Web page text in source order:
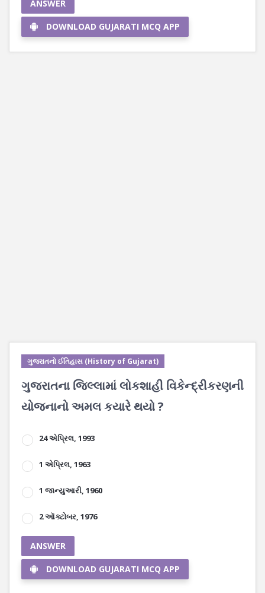
ANSWER
DOWNLOAD GUJARATI MCQ APP
ગુજરાતનો ઈતિહાસ (History of Gujarat)
ગુજરાતના જિલ્લામાં લોકશાહી વિકેન્દ્રીકરણની
યોજનાનો અમલ કયારે થયો ?
24 એપ્રિલ, 1993
1 એપ્રિલ, 1963
1 જાન્યુઆરી, 1960
2 ઑક્ટોબર, 1976
ANSWER
DOWNLOAD GUJARATI MCQ APP